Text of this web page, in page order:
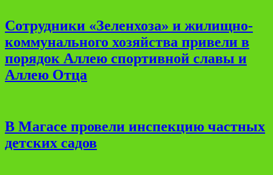
Сотрудники «Зеленхоза» и жилищно-
коммунального хозяйства привели в
порядок Аллею спортивной славы и
Аллею Отца
В Магасе провели инспекцию частных
детских садов